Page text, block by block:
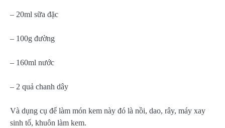
– 20ml sữa đặc
– 100g đường
– 160ml nước
– 2 quả chanh dây
Và dụng cụ để làm món kem này đó là nồi, dao, rây, máy xay
sinh tố, khuôn làm kem.